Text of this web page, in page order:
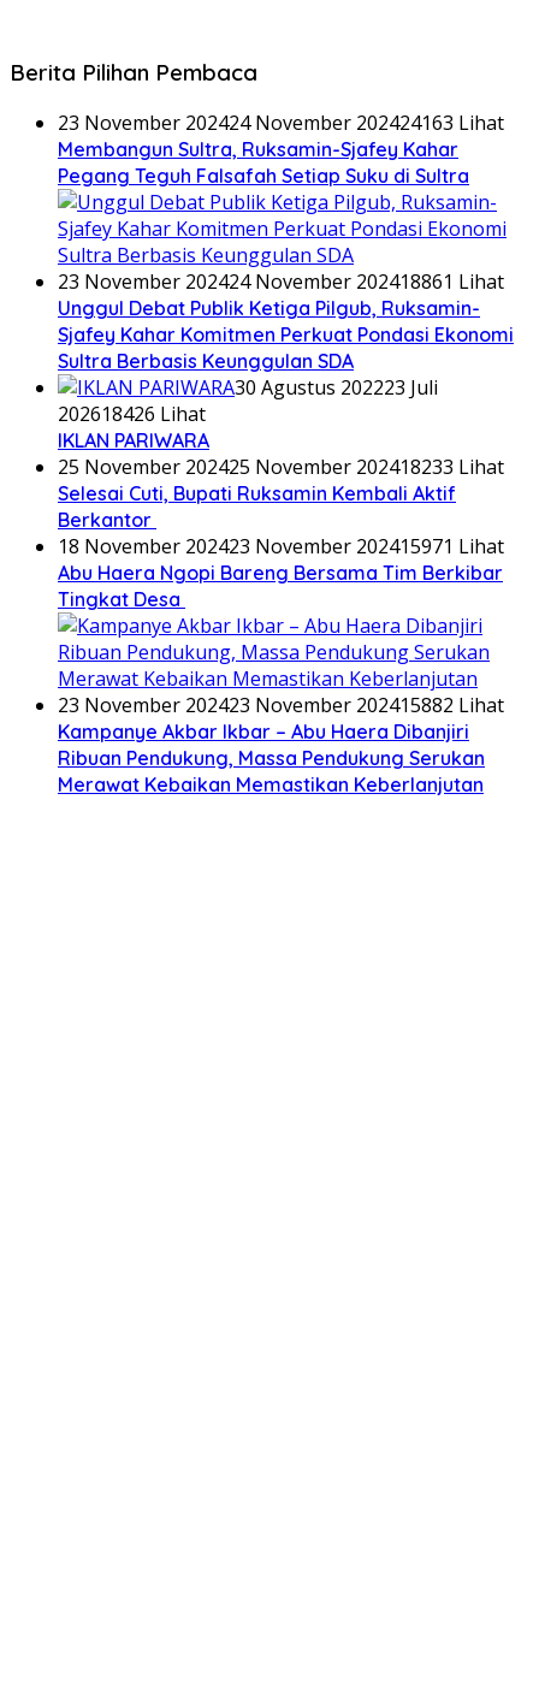
Berita Pilihan Pembaca
23 November 202424 November 202424163 Lihat
Membangun Sultra, Ruksamin-Sjafey Kahar
Pegang Teguh Falsafah Setiap Suku di Sultra
23 November 202424 November 202418861 Lihat
Unggul Debat Publik Ketiga Pilgub, Ruksamin-
Sjafey Kahar Komitmen Perkuat Pondasi Ekonomi
Sultra Berbasis Keunggulan SDA
30 Agustus 202223 Juli
202618426 Lihat
IKLAN PARIWARA
25 November 202425 November 202418233 Lihat
Selesai Cuti, Bupati Ruksamin Kembali Aktif
Berkantor
18 November 202423 November 202415971 Lihat
Abu Haera Ngopi Bareng Bersama Tim Berkibar
Tingkat Desa
23 November 202423 November 202415882 Lihat
Kampanye Akbar Ikbar – Abu Haera Dibanjiri
Ribuan Pendukung, Massa Pendukung Serukan
Merawat Kebaikan Memastikan Keberlanjutan